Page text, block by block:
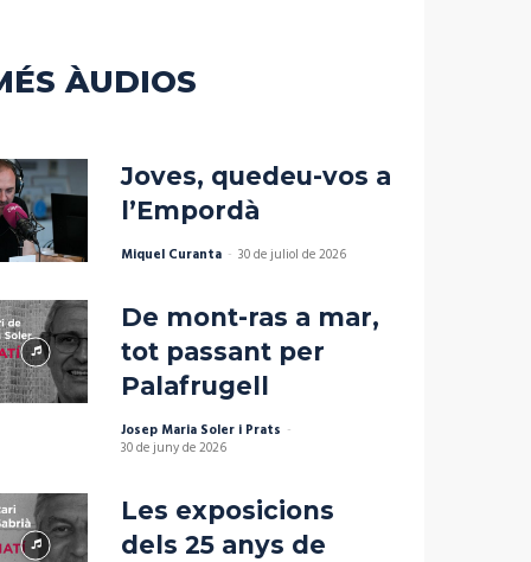
ÀUDIOS
Joves, quedeu-vos a
l’Empordà
Miquel Curanta - 30 de juliol de 2026
De mont-ras a mar,
tot passant per
Palafrugell
Josep Maria Soler i Prats -
30 de juny de 2026
Les exposicions
dels 25 anys de